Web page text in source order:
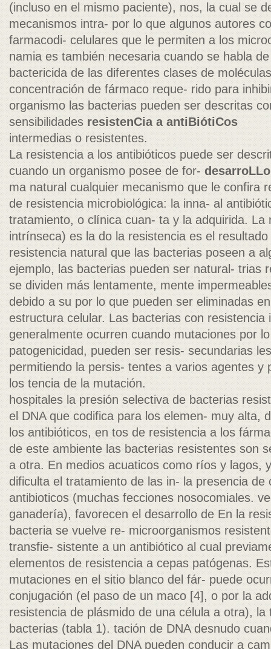
(incluso en el mismo paciente), nos, la cual se
mecanismos intra- por lo que algunos autores
farmacodi- celulares que le permiten a los
namia es también necesaria cuando se habla
bactericida de las diferentes clases de
concentración de fármaco reque- rido para
organismo las bacterias pueden ser descritas
sensibilidadesresistenCia a antiBiótiCos
intermedias o resistentes.
La resistencia a los antibióticos puede ser
cuando un organismo posee de for-
ma natural cualquier mecanismo que le confira
de resistencia microbiológica: la inna- al
tratamiento, o clínica cuan- ta y la adquirida. La
intrínseca) es la do la resistencia es el
resistencia natural que las bacterias poseen a
ejemplo, las bacterias pueden ser natural- trias
se dividen más lentamente, mente
debido a su por lo que pueden ser eliminadas
estructura celular. Las bacterias con resistencia
generalmente ocurren cuando mutaciones por
patogenicidad, pueden ser resis- secundarias
permitiendo la persis- tentes a varios agentes y
los tencia de la mutación.
hospitales la presión selectiva de bacterias
el DNA que codifica para los elemen- muy alta,
los antibióticos, en tos de resistencia a los
de este ambiente las bacterias resistentes son
a otra. En medios acuaticos como ríos y lagos,
dificulta el tratamiento de las in- la presencia de
antibioticos (muchas fecciones nosocomiales.
ganadería), favorecen el desarrollo de En la
bacteria se vuelve re- microorganismos
transfie- sistente a un antibiótico al cual
elementos de resistencia a cepas patógenas.
mutaciones en el sitio blanco del fár- puede
conjugación (el paso de un maco [4], o por la
resistencia de plásmido de una célula a otra),
bacterias (tabla 1). tación de DNA desnudo
Las mutaciones del DNA pueden conducir a